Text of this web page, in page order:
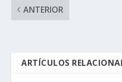
ANTERIOR
ARTÍCULOS